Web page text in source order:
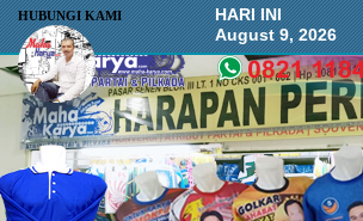
HUBUNGI KAMI
HARI INI
August 9, 2026